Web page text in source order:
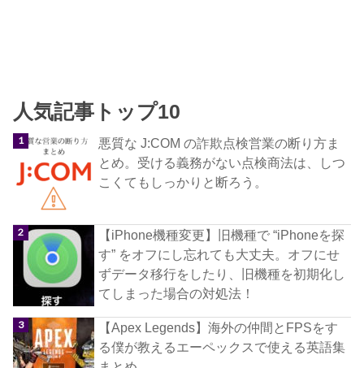
人気記事トップ10
悪質な J:COM の詐欺点検営業の断り方ま
とめ。受ける義務がない点検商法は、しつ
こくてもしっかりと断ろう。
【iPhone機種変更】旧機種で “iPhoneを探
す” をオフにし忘れても大丈夫。オフにせ
ずデータ移行をしたり、旧機種を初期化し
てしまった場合の対処法！
【Apex Legends】海外の仲間とFPSをす
る僕が教えるエーペックスで使える英語集